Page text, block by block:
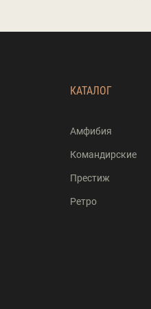
КАТАЛОГ
Амфибия
Командирские
Престиж
Ретро